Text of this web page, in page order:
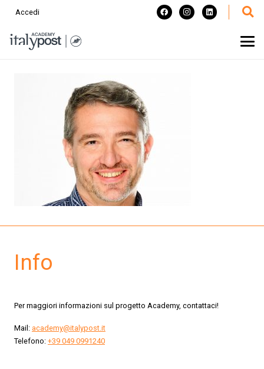
Accedi
Info
Per maggiori informazioni sul progetto Academy, contattaci!
Mail: academy@italypost.it
Telefono: +39 049 0991240